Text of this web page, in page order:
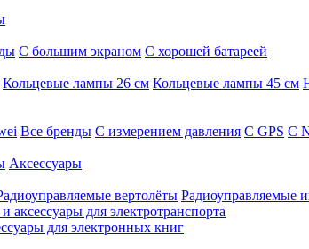
С большим экраном С хорошей батареей
Кольцевые лампы 26 см Кольцевые лампы 45 см
Все бренды C измерением давления C GPS C
Аксессуары
вертолёты Радиоуправляемые
аксессуары для электротранспорта
для электронных книг